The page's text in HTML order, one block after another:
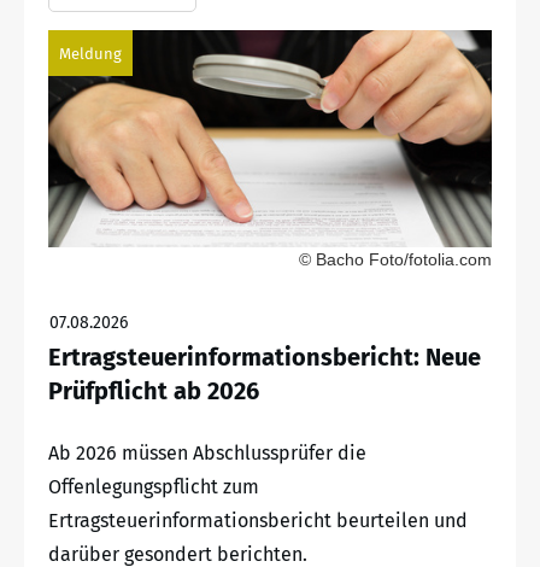
Meldung
© Bacho Foto/fotolia.com
07.08.2026
Ertragsteuerinformationsbericht: Neue
Prüfpflicht ab 2026
Ab 2026 müssen Abschlussprüfer die
Offenlegungspflicht zum
Ertragsteuerinformationsbericht beurteilen und
darüber gesondert berichten.